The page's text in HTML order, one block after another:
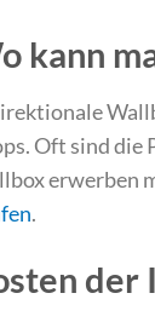
kann
Oft sind die
erwerben
.
der